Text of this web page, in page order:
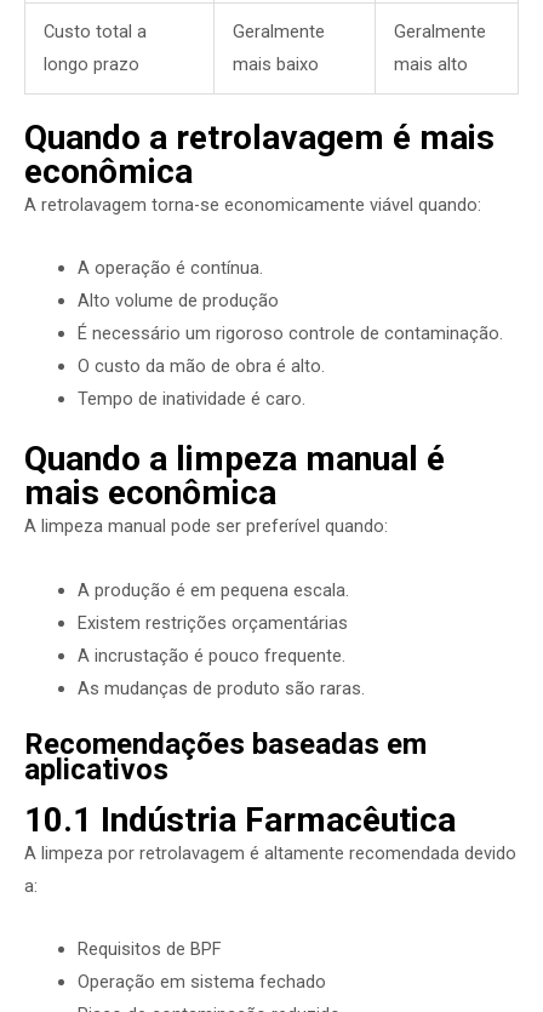
Custo total a
longo prazo
Geralmente
mais baixo
Geralmente
mais alto
Quando a retrolavagem é mais
econômica
A retrolavagem torna-se economicamente viável quando:
A operação é contínua.
Alto volume de produção
É necessário um rigoroso controle de contaminação.
O custo da mão de obra é alto.
Tempo de inatividade é caro.
Quando a limpeza manual é
mais econômica
A limpeza manual pode ser preferível quando:
A produção é em pequena escala.
Existem restrições orçamentárias
A incrustação é pouco frequente.
As mudanças de produto são raras.
Recomendações baseadas em
aplicativos
10.1 Indústria Farmacêutica
A limpeza por retrolavagem é altamente recomendada devido
a:
Requisitos de BPF
Operação em sistema fechado